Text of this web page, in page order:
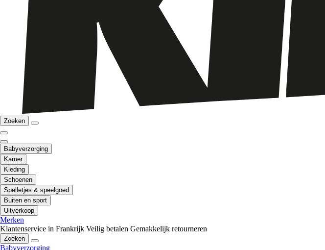
Zoeken
Babyverzorging
Kamer
Kleding
Schoenen
Spelletjes & speelgoed
Buiten en sport
Uitverkoop
Merken
Klantenservice in Frankrijk Veilig betalen Gemakkelijk retourneren
Zoeken
Babyverzorging